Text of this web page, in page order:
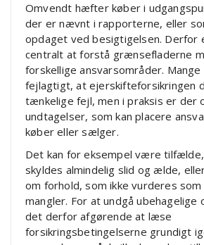
Omvendt hæfter køber i
der er nævnt i rapporterne, eller
opdaget ved besigtigelsen. Derfor
centralt at forstå grænsefladerne
forskellige ansvarsområder.
fejlagtigt, at ejerskifteforsikringen
tænkelige fejl, men i praksis er der
undtagelser, som kan placere
køber eller sælger.
Det kan for eksempel være
skyldes almindelig slid og ælde,
om forhold, som ikke vurderes
mangler. For at undgå
det derfor afgørende at læse
forsikringsbetingelserne grundigt